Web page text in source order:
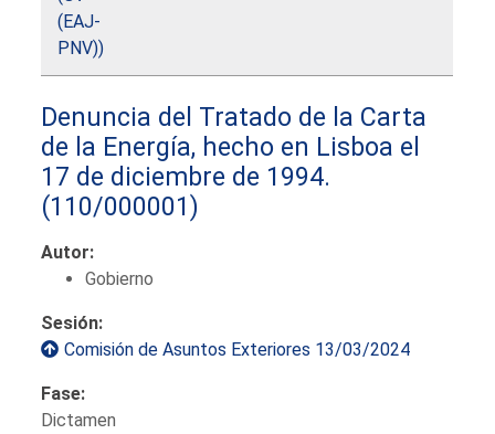
(EAJ-
PNV))
Denuncia del Tratado de la Carta
de la Energía, hecho en Lisboa el
17 de diciembre de 1994.
(110/000001)
Autor:
Gobierno
Sesión:
Comisión de Asuntos Exteriores 13/03/2024
Fase:
Dictamen